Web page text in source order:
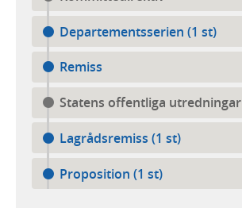
Departementsserien (1 st)
Remiss
Statens offentliga utredningar
Lagrådsremiss (1 st)
Proposition (1 st)